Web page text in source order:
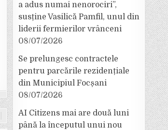
a adus numai nenorociri”,
susține Vasilică Pamfil, unul din
liderii fermierilor vrânceni
08/07/2026
Se prelungesc contractele
pentru parcările rezidențiale
din Municipiul Focșani
08/07/2026
AI Citizens mai are două luni
până la începutul unui nou